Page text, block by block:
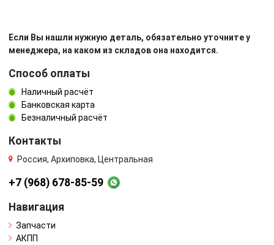
Если Вы нашли нужную деталь, обязательно уточните у
менеджера, на каком из складов она находится.
Способ оплаты
Наличный расчёт
Банковская карта
Безналичный расчёт
Контакты
Россия, Архиповка, Центральная
+7 (968) 678-85-59
Навигация
Запчасти
АКПП